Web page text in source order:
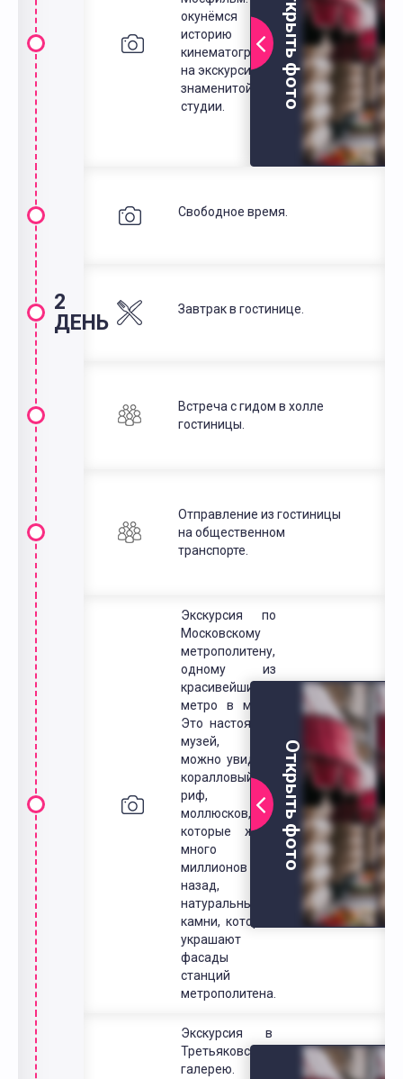
окунёмся в
историю
кинематографа
на экскурсии по
знаменитой
студии.
Открыть фото
Свободное время.
2
ДЕНЬ
Завтрак в гостинице.
Встреча с гидом в холле
гостиницы.
Отправление из гостиницы
на общественном
транспорте.
Экскурсия по
Московскому
метрополитену,
одному из
красивейших
метро в мире.
Это настоящий
музей, где
можно увидеть
коралловый
риф,
моллюсков,
которые жили
много
миллионов лет
назад,
натуральные
камни, которые
украшают
фасады
станций
метрополитена.
Открыть фото
Экскурсия в
Третьяковскую
галерею. В